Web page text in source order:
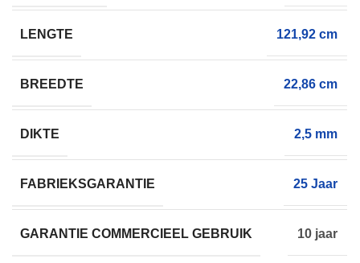
LENGTE 121,92 cm
BREEDTE 22,86 cm
DIKTE 2,5 mm
FABRIEKSGARANTIE 25 Jaar
GARANTIE COMMERCIEEL GEBRUIK 10 jaar